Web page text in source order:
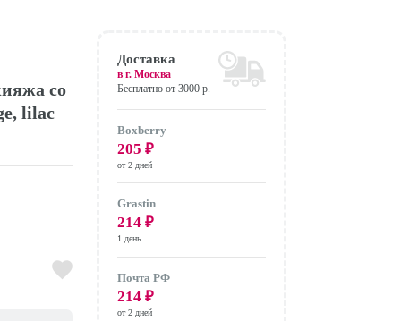
со
lilac
Доставка
в г.Москва
Бесплатно от 3000 р.
Boxberry
205 ₽
от 2 дней
Grastin
214 ₽
1 день
Почта РФ
214 ₽
от 2 дней